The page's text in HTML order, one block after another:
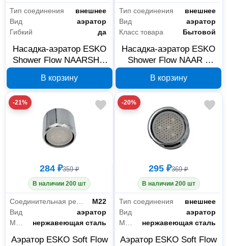
Водоснабжение и водоотведение
Комплектующие и расходные материалы для сантехники 22
Товары для ванной комнаты и туалета
Тип соединения
внешнее
Вид
аэратор
Гибкий
да
Насадка-аэратор ESKO
Shower Flow NAARSH 2
В корзину
Тип соединения
внешнее
Вид
аэратор
Класс товара
Бытовой
Насадка-аэратор ESKO
Shower Flow NAAR 2
В корзину
-21%
284 ₽359 ₽
В наличии 200 шт
Соединительная резьба
М22
Вид
аэратор
нержавеющая сталь
Аэратор ESKO Soft Flow
-20%
295 ₽369 ₽
В наличии 200 шт
Тип соединения
внешнее
Вид
аэратор
нержавеющая сталь
Аэратор ESKO Soft Flow